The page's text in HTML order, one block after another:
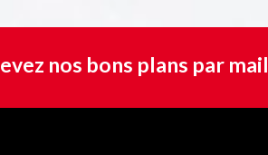
nos bons plans par mail